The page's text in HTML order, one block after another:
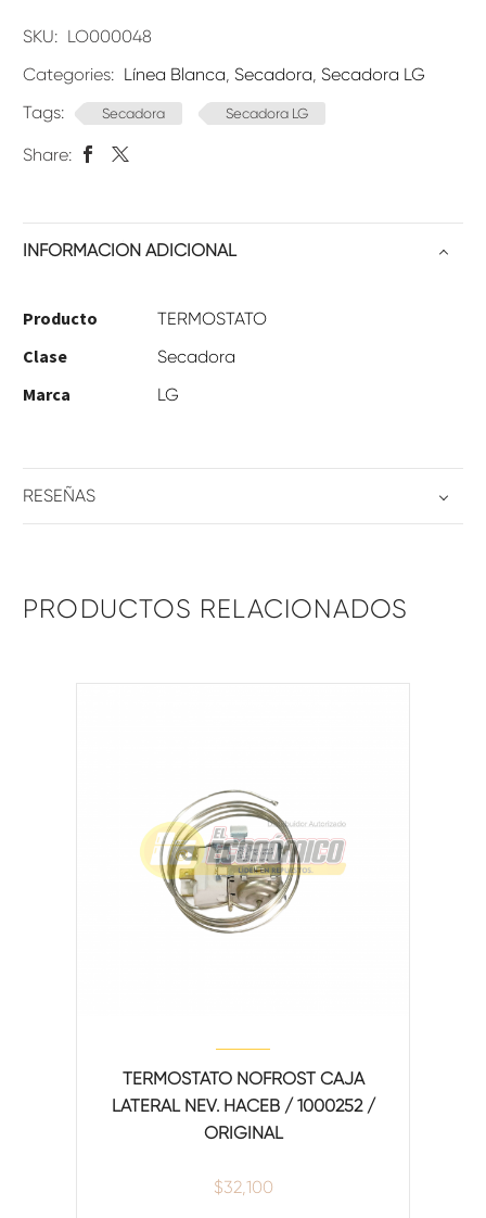
SKU: LO000048
Categories: Línea Blanca Secadora Secadora LG
Tags:
Secadora Secadora LG
Share:
INFORMACIÓN ADICIONAL
Producto TERMOSTATO
Clase Secadora
Marca LG
RESEÑAS
PRODUCTOS RELACIONADOS
TERMOSTATO NOFROST CAJA
LATERAL NEV. HACEB / 1000252 /
ORIGINAL
$32,100